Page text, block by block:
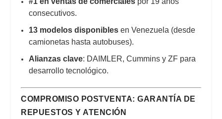
consecutivos.
13 modelos disponibles en Venezuela (desde
camionetas hasta autobuses).
Alianzas clave: DAIMLER, Cummins y ZF para
desarrollo tecnológico.
COMPROMISO POSTVENTA: GARANTÍA DE
REPUESTOS Y ATENCIÓN